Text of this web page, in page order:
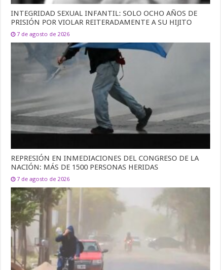
INTEGRIDAD SEXUAL INFANTIL: SOLO OCHO AÑOS DE
PRISIÓN POR VIOLAR REITERADAMENTE A SU HIJITO
7 de agosto de 2026
REPRESIÓN EN INMEDIACIONES DEL CONGRESO DE LA
NACIÓN: MÁS DE 1500 PERSONAS HERIDAS
7 de agosto de 2026